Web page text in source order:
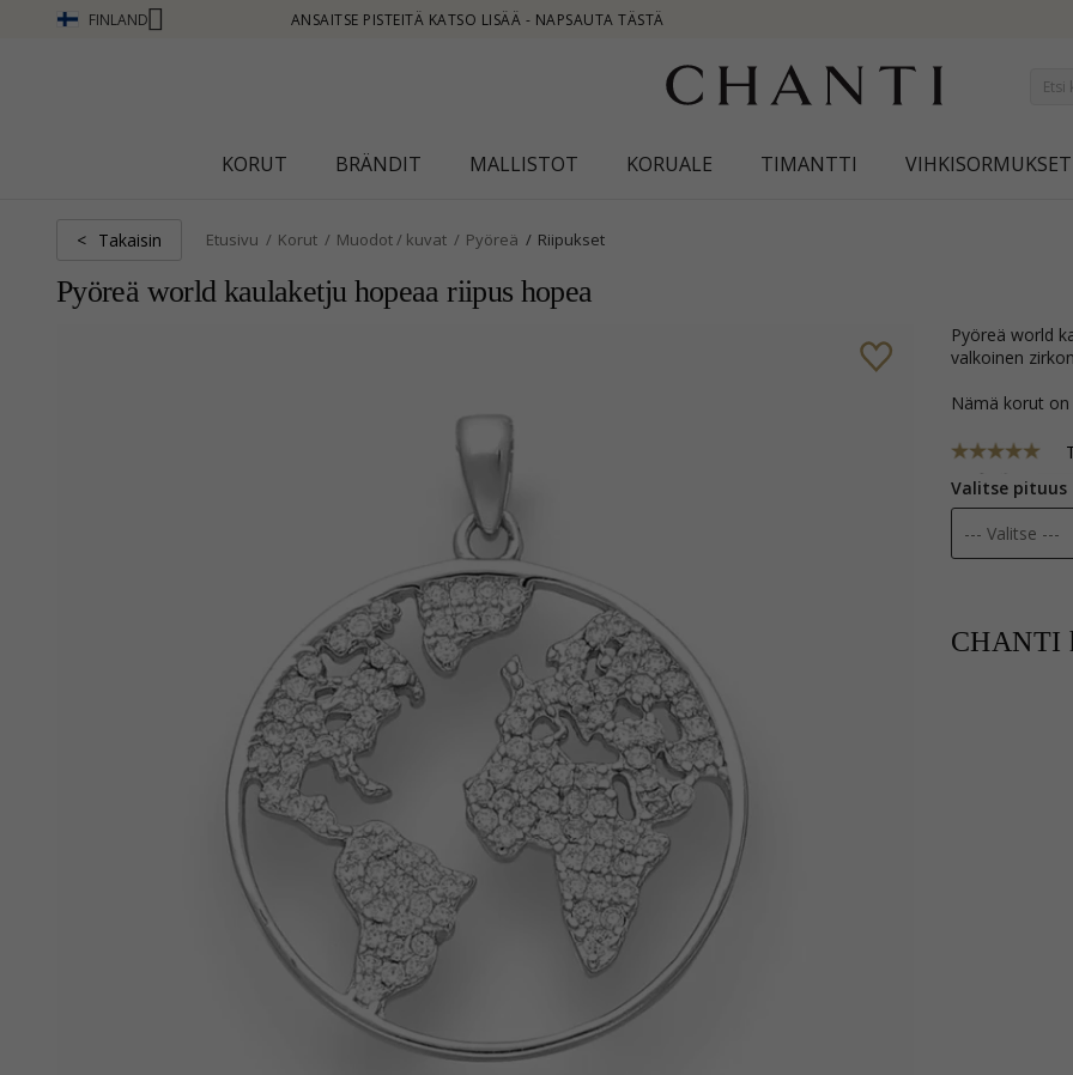
FINLAND
KATSO LISÄÄ - NAPSAUTA TÄSTÄ
KORUT BRÄNDIT MALLISTOT KORUALE TIMANTTI VIHKISORMUKSET
< Takaisin Etusivu Korut Muodot / kuvat Pyöreä Riipukset
Pyöreä world kaulaketju hopeaa riipus hopea
pyöreä world kaulaketju hopeaa riipus hopea kiiltävä pinta ja viistehiottu
valkoinen
Nämä korut
Valitse pituus
CHANTI